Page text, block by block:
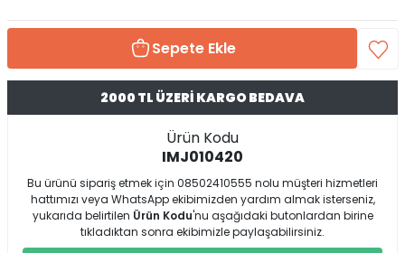
Sepete Ekle
2000 TL ÜZERİ KARGO BEDAVA
Ürün Kodu
IMJ010420
Bu ürünü sipariş etmek için 08502410555 nolu müşteri hizmetleri
hattımızı veya WhatsApp ekibimizden yardım almak isterseniz,
yukarıda belirtilen Ürün Kodu'nu aşağıdaki butonlardan birine
tıkladıktan sonra ekibimizle paylaşabilirsiniz.